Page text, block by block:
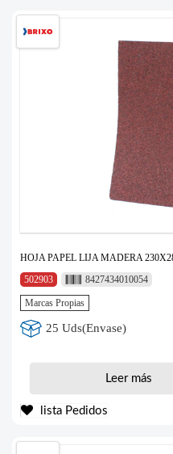
HOJA PAPEL LIJA MADERA
502903
8427434010054
Marcas Propias
25 Uds(Envase)
Leer más
lista Pedidos